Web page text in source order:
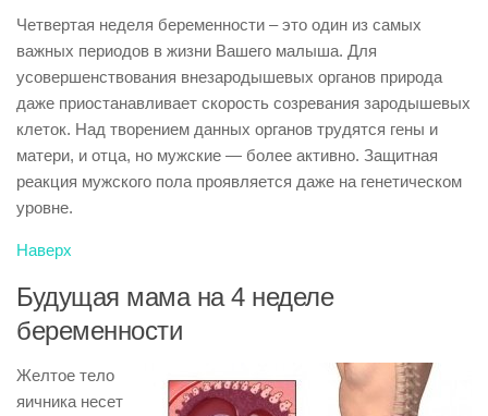
Четвертая неделя беременности – это один из самых
важных периодов в жизни Вашего малыша. Для
усовершенствования внезародышевых органов природа
даже приостанавливает скорость созревания зародышевых
клеток. Над творением данных органов трудятся гены и
матери, и отца, но мужские — более активно. Защитная
реакция мужского пола проявляется даже на генетическом
уровне.
Наверх
Будущая мама на 4 неделе
беременности
Желтое тело
яичника несет